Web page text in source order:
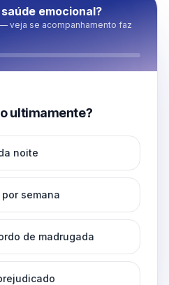
emocional?
veja se acompanhamento faz
ultimamente?
noite
semana
de madrugada